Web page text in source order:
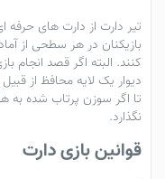
تیر دارت از دارت های
بازیکنان در هر سطحی از
کنند. البته اگر قصد انجام
دیوار یک لایه محافظ از
تا اگر سوزن پرتاب شده به
نگذارد.
قوانین بازی دارت